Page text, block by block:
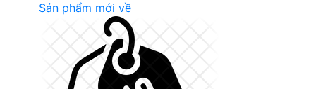
Sản phẩm mới về